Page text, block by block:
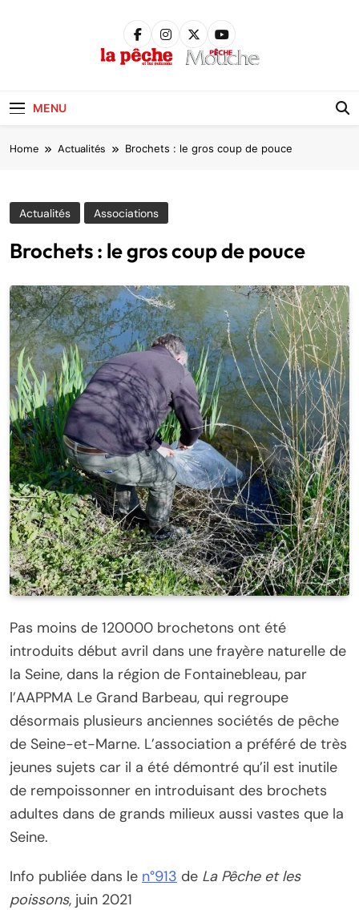
MENU
Home Actualités Brochets : le gros coup de pouce
Actualités Associations
Brochets : le gros coup de pouce
Pas moins de 120000 brochetons ont été
introduits début avril dans une frayère naturelle de
la Seine, dans la région de Fontainebleau, par
l’AAPPMA Le Grand Barbeau, qui regroupe
désormais plusieurs anciennes sociétés de pêche
de Seine-et-Marne. L’association a préféré de très
jeunes sujets car il a été démontré qu’il est inutile
de rempoissonner en introduisant des brochets
adultes dans de grands milieux aussi vastes que la
Seine.
Info publiée dans le n°913 de La Pêche et les
poissons, juin 2021